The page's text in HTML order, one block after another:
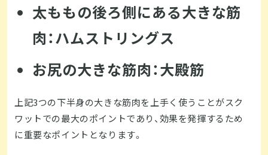
太ももの後ろ側にある大きな筋
肉：ハムストリングス
お尻の大きな筋肉：大殿筋
上記3つの下半身の大きな筋肉を上手く使うことがスク
ワットでの最大のポイントであり、効果を発揮するため
に重要なポイントとなります。